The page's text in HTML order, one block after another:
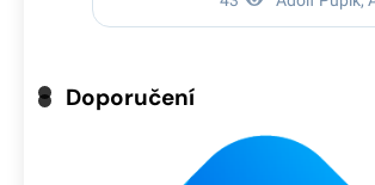
Doporučení